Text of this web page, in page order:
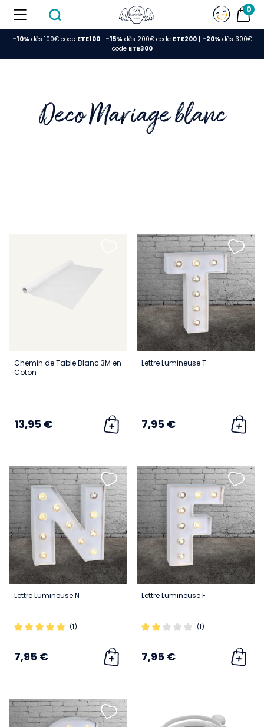
0
-10% dès 100€ code ETE100| -15% dès 200€ code ETE200| -20% dès 300€
code ETE300
Deco Mariage blanc
Chemin de Table Blanc 3M en
Coton
13,95 €
Lettre Lumineuse T
7,95 €
Lettre Lumineuse N
(1)
7,95 €
Lettre Lumineuse F
(1)
7,95 €